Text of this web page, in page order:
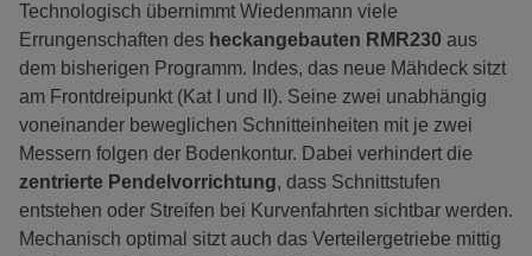
Technologisch übernimmt Wiedenmann viele
Errungenschaften des heckangebauten RMR230 aus
dem bisherigen Programm. Indes, das neue Mähdeck sitzt
am Frontdreipunkt (Kat I und II). Seine zwei unabhängig
voneinander beweglichen Schnitteinheiten mit je zwei
Messern folgen der Bodenkontur. Dabei verhindert die
zentrierte Pendelvorrichtung, dass Schnittstufen
entstehen oder Streifen bei Kurvenfahrten sichtbar werden.
Mechanisch optimal sitzt auch das Verteilergetriebe mittig